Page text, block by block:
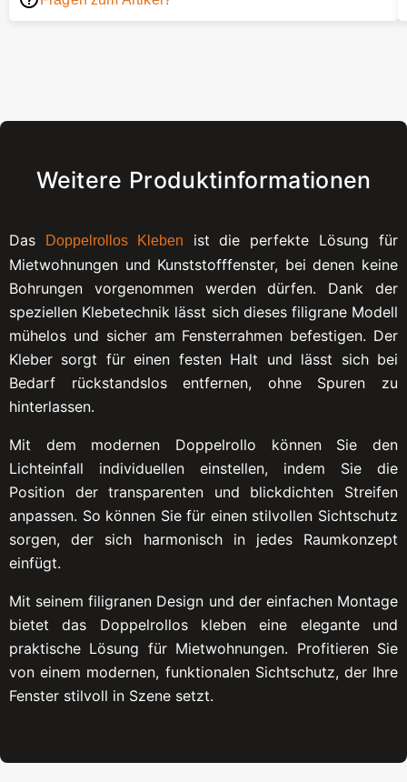
Weitere Produktinformationen
Das Doppelrollos Kleben
ist die perfekte Lösung für
Mietwohnungen und Kunststofffenster, bei denen keine
Bohrungen vorgenommen werden dürfen. Dank der
speziellen Klebetechnik lässt sich dieses filigrane Modell
mühelos und sicher am Fensterrahmen befestigen. Der
Kleber sorgt für einen festen Halt und lässt sich bei
Bedarf rückstandslos entfernen, ohne Spuren zu
hinterlassen.
Mit dem modernen Doppelrollo können Sie den
Lichteinfall individuellen einstellen, indem Sie die
Position der transparenten und blickdichten Streifen
anpassen. So können Sie für einen stilvollen Sichtschutz
sorgen, der sich harmonisch in jedes Raumkonzept
einfügt.
Mit seinem filigranen Design und der einfachen Montage
bietet das Doppelrollos kleben eine elegante und
praktische Lösung für Mietwohnungen. Profitieren Sie
von einem modernen, funktionalen Sichtschutz, der Ihre
Fenster stilvoll in Szene setzt.